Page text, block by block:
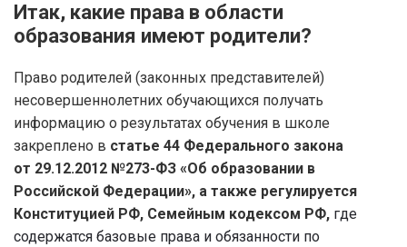
Итак, какие права в области
образования имеют родители?
Право родителей (законных представителей)
несовершеннолетних обучающихся получать
информацию о результатах обучения в школе
закреплено в статье 44 Федерального закона
от 29.12.2012 №273-ФЗ «Об образовании в
Российской Федерации», а также регулируется
Конституцией РФ, Семейным кодексом РФ, где
содержатся базовые права и обязанности по